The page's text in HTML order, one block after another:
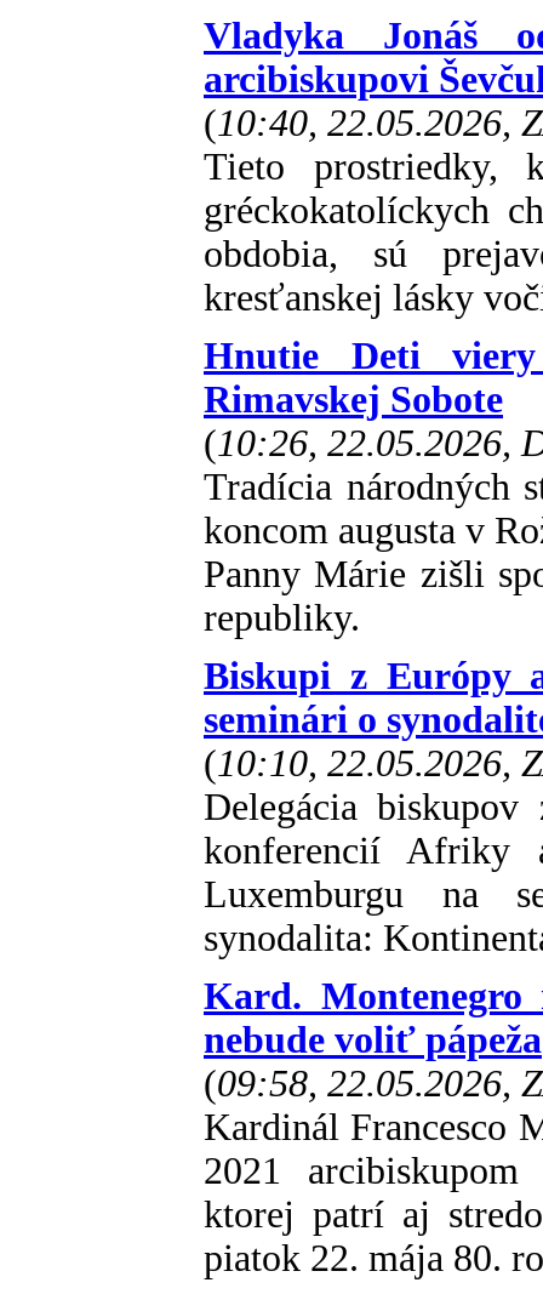
Vladyka Jonáš
arcibiskupovi
(10:40, 22.05.2026,
Tieto prostriedky,
gréckokatolíckych
obdobia, sú
kresťanskej lásky
Hnutie Deti
Rimavskej Sobote
(10:26, 22.05.2026,
Tradícia národných
koncom augusta v
Panny Márie zišli
republiky.
Biskupi z Európy
seminári o
(10:10, 22.05.2026,
Delegácia
konferencií Afriky
Luxemburgu na
synodalita:
Kard.
nebude voliť pápeža
(09:58, 22.05.2026,
Kardinál Francesco
2021
ktorej patrí aj
piatok 22. mája 80.